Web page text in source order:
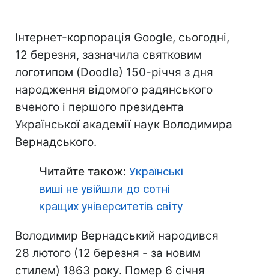
Інтернет-корпорація Google, сьогодні,
12 березня, зазначила святковим
логотипом (Doodle) 150-річчя з дня
народження відомого радянського
вченого і першого президента
Української академії наук Володимира
Вернадського.
Читайте також: Українські
виші не увійшли до сотні
кращих університетів світу
Володимир Вернадський народився
28 лютого (12 березня - за новим
стилем) 1863 року. Помер 6 січня